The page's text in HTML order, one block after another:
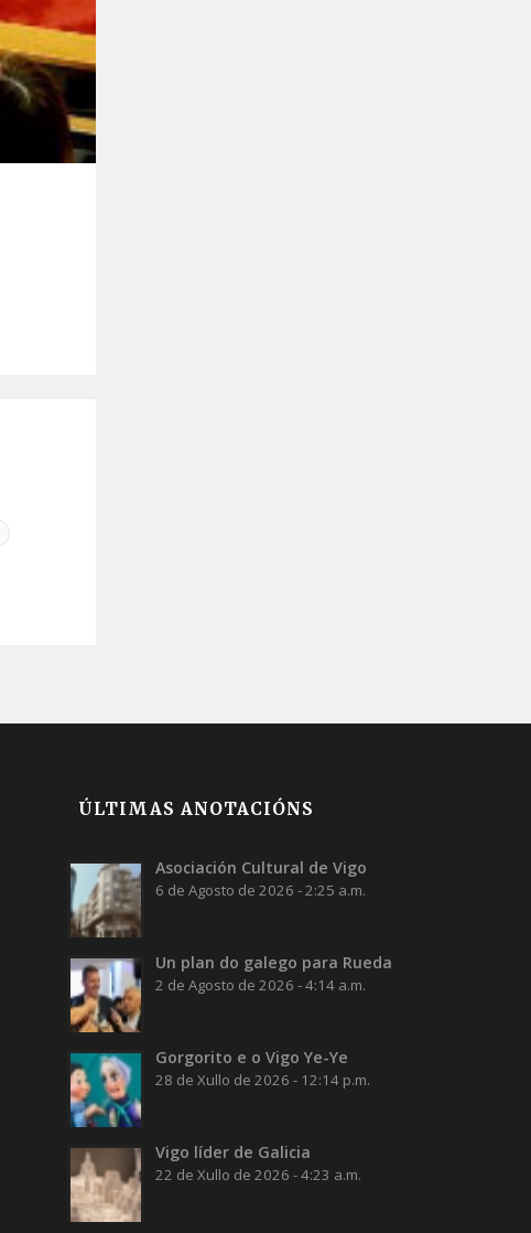
ÚLTIMAS ANOTACIÓNS
Asociación Cultural de Vigo
6 de Agosto de 2026 - 2:25 a.m.
Un plan do galego para Rueda
2 de Agosto de 2026 - 4:14 a.m.
Gorgorito e o Vigo Ye-Ye
28 de Xullo de 2026 - 12:14 p.m.
Vigo líder de Galicia
22 de Xullo de 2026 - 4:23 a.m.